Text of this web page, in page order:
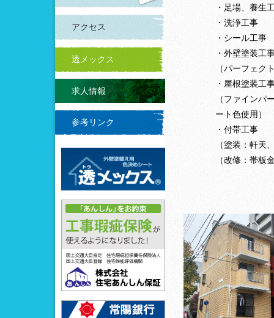
アクセス
透メックス
求人情報
参考リンク
・足場、養生
・洗浄工事
・シール工事
・外壁塗装工
（パーフェク
・屋根塗装工
（ファインパ
ート色使用）
・付帯工事
（塗装：軒天
（改修：帯板